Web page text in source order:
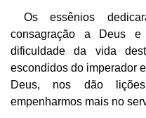
Os essênios
consagração a Deus
dificuldade da vida
escondidos do imperador
Deus, nos dão
empenharmos mais no